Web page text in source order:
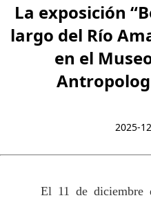
La exposición
largo del Río
en el
2025-
El 11 de diciembre